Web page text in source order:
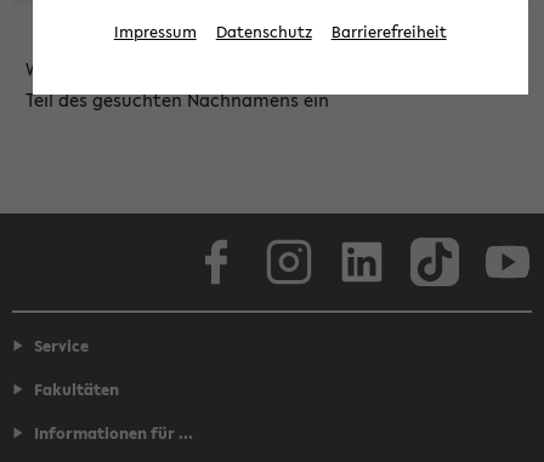
Wählen Sie die Einrichtung aus und/oder geben Sie einen
Teil des gesuchten Nachnamens ein
Service
Fakultäten
Informationen für ...
Impressum Datenschutz Barrierefreiheit